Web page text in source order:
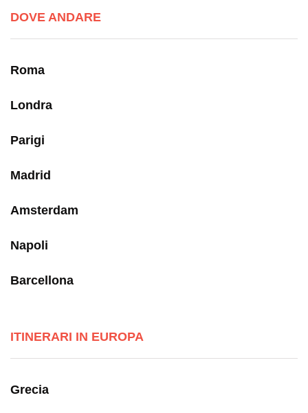
DOVE ANDARE
Roma
Londra
Parigi
Madrid
Amsterdam
Napoli
Barcellona
ITINERARI IN EUROPA
Grecia